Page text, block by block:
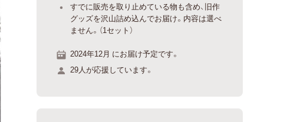
すでに販売を取り止めている物も含め、旧作
グッズを沢山詰め込んでお届け。内容は選べ
ません。（1セット）
2024年12月 にお届け予定です。
29人が応援しています。